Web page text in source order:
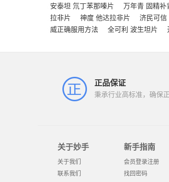
安泰坦 氘丁苯那嗪片 万年青 固精补
拉非片
神度 他达拉非片 济民可
威正确服用方法
全可利 波生坦片
正品保证
秉承行业高标准，确保
关于妙手
关于我们
联系我们
新手指南
会员登录注册
找回密码